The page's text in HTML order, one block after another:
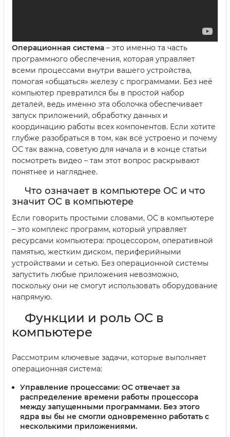
Операционная система – это именно та часть
программного обеспечения, которая управляет
всеми процессами внутри вашего устройства,
помогая «общаться» железу с программами. Без неё
компьютер превратился бы в простой набор
деталей, ведь именно эта оболочка обеспечивает
запуск приложений, обработку данных и
координацию работы всех компонентов. Если хотите
глубже разобраться в том, как всё устроено и почему
ОС так важна, советую для начала и в конце статьи
посмотреть видео – там этот вопрос раскрывают
понятнее и нагляднее.
Что означает в компьютере ОС и что
значит ОС в компьютере
Если говорить простыми словами, ОС в компьютере
– это комплекс программ, который управляет
ресурсами компьютера: процессором, оперативной
памятью, жестким диском, периферийными
устройствами и сетью. Без операционной системы
запустить любые приложения невозможно,
поскольку они не смогут использовать оборудование
напрямую.
Функции и роль ОС в
компьютере
Рассмотрим ключевые задачи, которые выполняет
операционная система:
Управление процессами: ОС отвечает за
распределение времени работы процессора
между запущенными программами. Без этого
ядра вы бы не смогли одновременно работать с
несколькими приложениями.